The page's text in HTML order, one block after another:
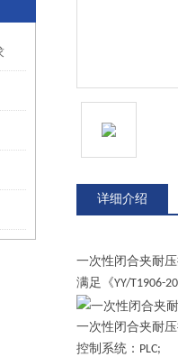
详细介绍
一次性闭合夹耐
满足《YY/T1906-
一次性闭合夹耐
控制系统： PLC;